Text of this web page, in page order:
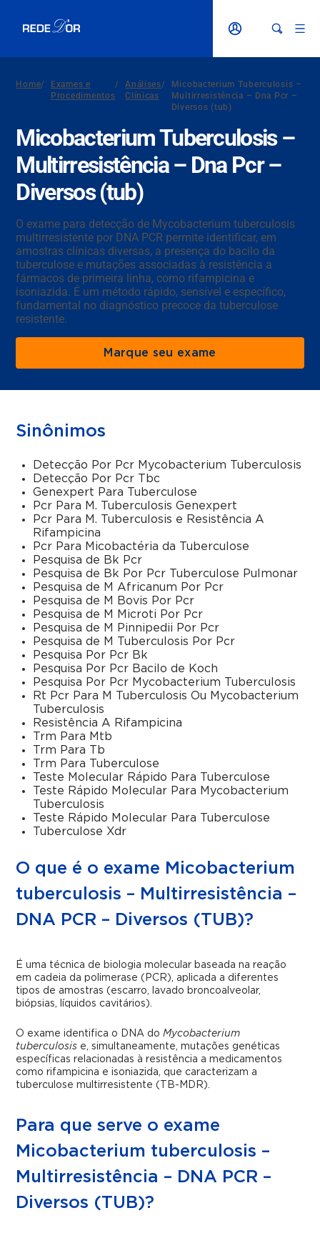
Home/
Exames e
Procedimentos
/
Análises
Clínicas
/
Micobacterium Tuberculosis –
Multirresistência – Dna Pcr –
Diversos (tub)
Micobacterium Tuberculosis –
Multirresistência – Dna Pcr –
Diversos (tub)
O exame para detecção de Mycobacterium tuberculosis
multirresistente por DNA PCR permite identificar, em
amostras clínicas diversas, a presença do bacilo da
tuberculose e mutações associadas à resistência a
fármacos de primeira linha, como rifampicina e
isoniazida. É um método rápido, sensível e específico,
fundamental no diagnóstico precoce da tuberculose
resistente.
Marque seu exame
Sinônimos
Detecção Por Pcr Mycobacterium Tuberculosis
Detecção Por Pcr Tbc
Genexpert Para Tuberculose
Pcr Para M. Tuberculosis Genexpert
Pcr Para M. Tuberculosis e Resistência A
Rifampicina
Pcr Para Micobactéria da Tuberculose
Pesquisa de Bk Pcr
Pesquisa de Bk Por Pcr Tuberculose Pulmonar
Pesquisa de M Africanum Por Pcr
Pesquisa de M Bovis Por Pcr
Pesquisa de M Microti Por Pcr
Pesquisa de M Pinnipedii Por Pcr
Pesquisa de M Tuberculosis Por Pcr
Pesquisa Por Pcr Bk
Pesquisa Por Pcr Bacilo de Koch
Pesquisa Por Pcr Mycobacterium Tuberculosis
Rt Pcr Para M Tuberculosis Ou Mycobacterium
Tuberculosis
Resistência A Rifampicina
Trm Para Mtb
Trm Para Tb
Trm Para Tuberculose
Teste Molecular Rápido Para Tuberculose
Teste Rápido Molecular Para Mycobacterium
Tuberculosis
Teste Rápido Molecular Para Tuberculose
Tuberculose Xdr
O que é o exame Micobacterium
tuberculosis – Multirresistência –
DNA PCR – Diversos (TUB)?
É uma técnica de biologia molecular baseada na reação
em cadeia da polimerase (PCR), aplicada a diferentes
tipos de amostras (escarro, lavado broncoalveolar,
biópsias, líquidos cavitários).
O exame identifica o DNA doMycobacterium
tuberculosis e, simultaneamente, mutações genéticas
específicas relacionadas à resistência a medicamentos
como rifampicina e isoniazida, que caracterizam a
tuberculose multirresistente (TB-MDR).
Para que serve o exame
Micobacterium tuberculosis –
Multirresistência – DNA PCR –
Diversos (TUB)?